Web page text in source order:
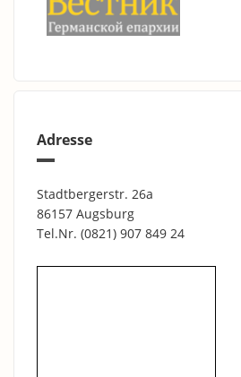
Adresse
Stadtbergerstr. 26a
86157 Augsburg
Tel.Nr. (0821) 907 849 24